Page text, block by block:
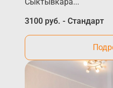
3100 руб. - Стандарт